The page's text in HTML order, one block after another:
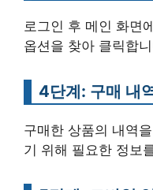
로그인 후 메인 화면
옵션을 찾아 클릭합
4단계: 구매 내
구매한 상품의 내역
기 위해 필요한 정보